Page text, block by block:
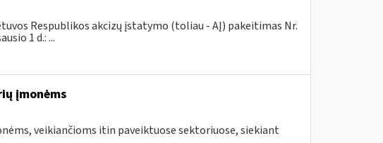
Respublikos akcizų įstatymo (toliau - AĮ) pakeitimas Nr.
1 d.: ...
įmonėms
veikiančioms itin paveiktuose sektoriuose, siekiant